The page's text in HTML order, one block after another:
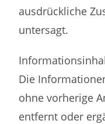
ausdrückliche
untersagt.
Die
ohne vorherige
entfernt oder